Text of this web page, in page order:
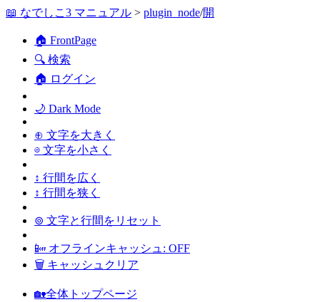
📖 なでしこ3 マニュアル > plugin_node/開
🏠 FrontPage
🔍 検索
🏠 ログイン
🌙 Dark Mode
⊕ 文字を大きく
⊖ 文字を小さく
↕ 行間を広く
↕ 行間を狭く
⊚ 文字と行間をリセット
📴 オフラインキャッシュ: OFF
🗑 キャッシュクリア
🏡全体トップページ